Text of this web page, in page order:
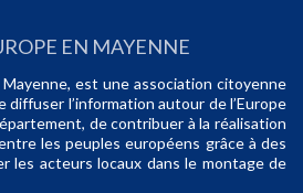
EN MAYENNE
Mayenne, est une association citoyenne
diffuser l’information autour de l’Europe
de contribuer à la réalisation
les peuples européens grâce à des
les acteurs locaux dans le montage de